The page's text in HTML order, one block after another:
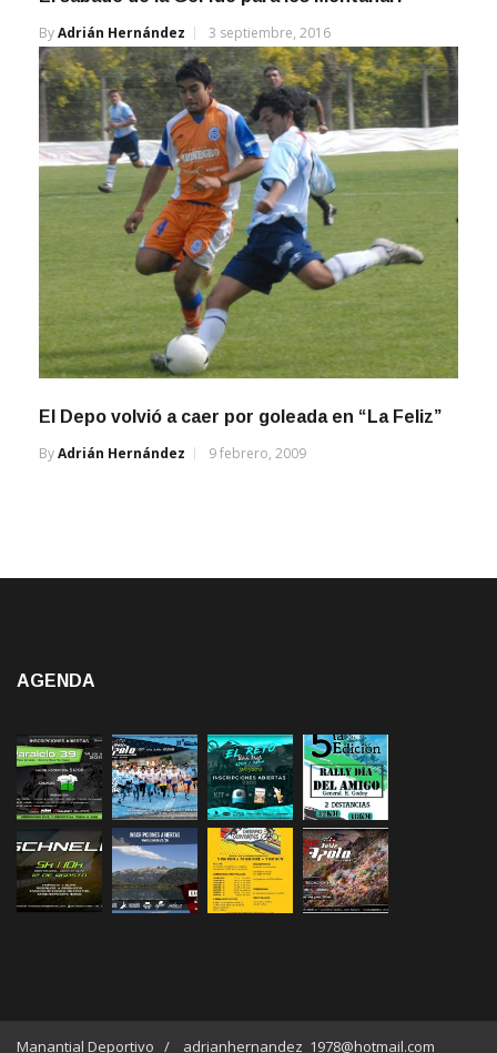
ByAdrián Hernández 3 septiembre, 2016
El Depo volvió a caer por goleada en “La Feliz”
ByAdrián Hernández 9 febrero, 2009
AGENDA
Manantial Deportivo / adrianhernandez_1978@hotmail.com